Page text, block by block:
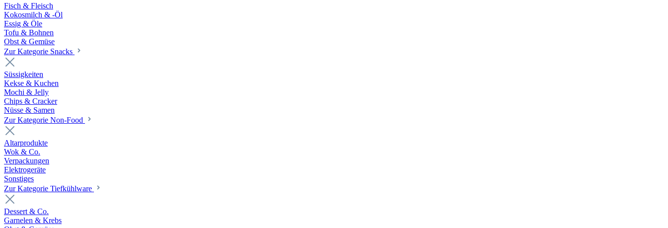
Fisch & Fleisch
Kokosmilch & -Öl
Essig & Öle
Tofu & Bohnen
Obst & Gemüse
Zur Kategorie Snacks
Süssigkeiten
Kekse & Kuchen
Mochi & Jelly
Chips & Cracker
Nüsse & Samen
Zur Kategorie Non-Food
Altarprodukte
Wok & Co.
Verpackungen
Elektrogeräte
Sonstiges
Zur Kategorie Tiefkühlware
Dessert & Co.
Garnelen & Krebs